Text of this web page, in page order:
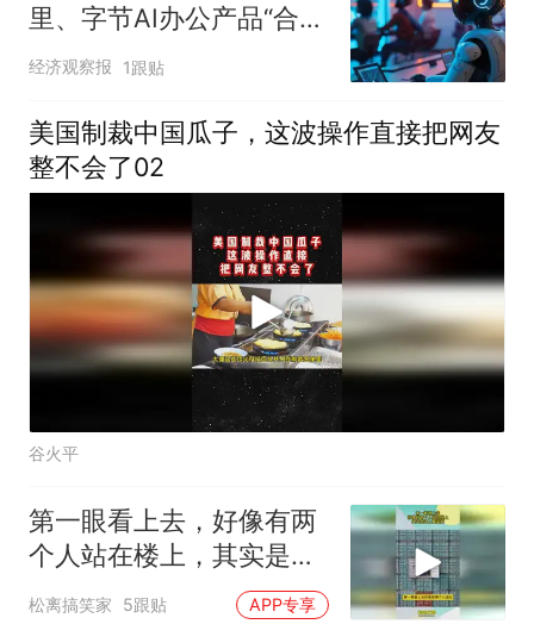
里、字节AI办公产品“合
兵”对阵
经济观察报 1跟贴
美国制裁中国瓜子，这波操作直接把网友
整不会了02
谷火平
第一眼看上去，好像有两
个人站在楼上，其实是海
上集装箱
松离搞笑家 5跟贴 APP专享